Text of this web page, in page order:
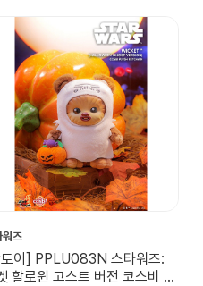
워즈
이] PPLU083N 스타워즈:
할로윈 고스트 버전 코스비 플